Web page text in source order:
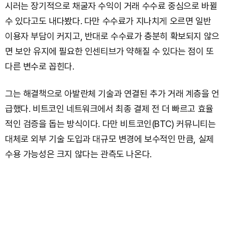
시러는 장기적으로 채굴자 수익이 거래 수수료 중심으로 바뀔
수 있다고도 내다봤다. 다만 수수료가 지나치게 오르면 일반
이용자 부담이 커지고, 반대로 수수료가 충분히 확보되지 않으
면 보안 유지에 필요한 인센티브가 약해질 수 있다는 점이 또
다른 변수로 꼽힌다.
그는 해결책으로 아발란체 기술과 연결된 추가 거래 계층을 언
급했다. 비트코인 네트워크에서 최종 결제 전 더 빠르고 효율
적인 검증을 돕는 방식이다. 다만 비트코인(BTC) 커뮤니티는
대체로 외부 기술 도입과 대규모 변경에 보수적인 만큼, 실제
수용 가능성은 크지 않다는 관측도 나온다.